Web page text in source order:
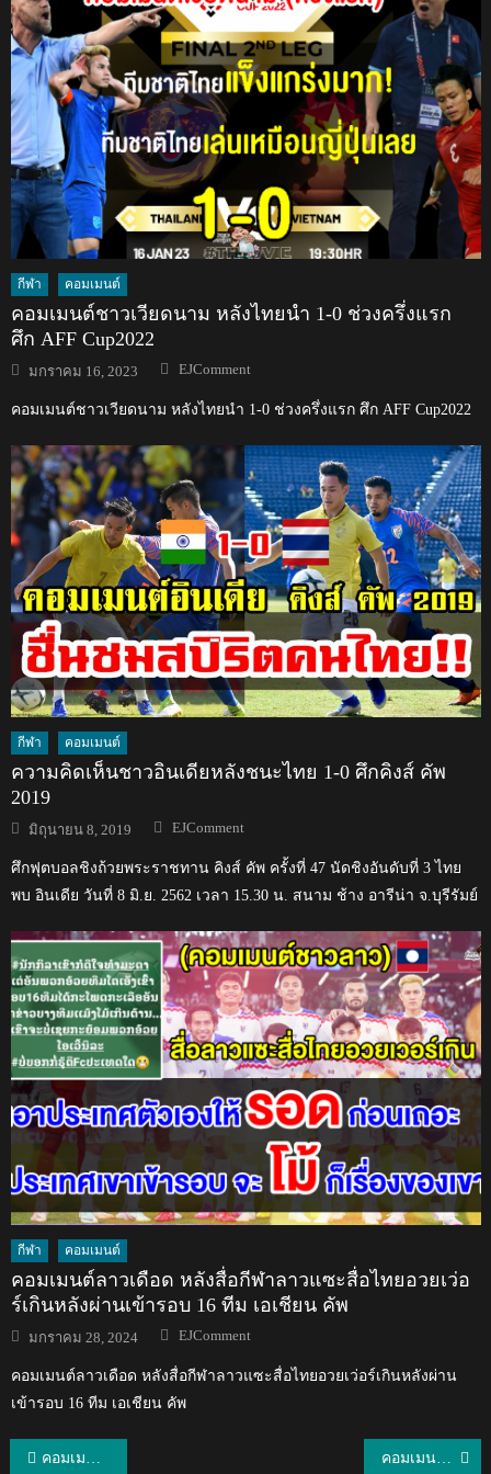
กีฬา คอมเมนต์
คอมเมนต์ชาวเวียดนาม หลังไทยนำ 1-0 ช่วงครึ่งแรก
ศึก AFF Cup2022
Posted
on
มกราคม 16, 2023 Author
EJComment
คอมเมนต์ชาวเวียดนาม หลังไทยนำ 1-0 ช่วงครึ่งแรก ศึก AFF Cup2022
กีฬา คอมเมนต์
ความคิดเห็นชาวอินเดียหลังชนะไทย 1-0 ศึกคิงส์ คัพ
2019
Posted
on
มิถุนายน 8, 2019 Author
EJComment
ศึกฟุตบอลชิงถ้วยพระราชทาน คิงส์ คัพ ครั้งที่ 47 นัดชิงอันดับที่ 3 ไทย
พบ อินเดีย วันที่ 8 มิ.ย. 2562 เวลา 15.30 น. สนาม ช้าง อารีน่า จ.บุรีรัมย์
กีฬา คอมเมนต์
คอมเมนต์ลาวเดือด หลังสื่อกีฬาลาวแซะสื่อไทยอวยเว่อ
ร์เกินหลังผ่านเข้ารอบ 16 ทีม เอเชียน คัพ
Posted
on
มกราคม 28, 2024 Author
EJComment
คอมเมนต์ลาวเดือด หลังสื่อกีฬาลาวแซะสื่อไทยอวยเว่อร์เกินหลังผ่าน
เข้ารอบ 16 ทีม เอเชียน คัพ
แนะแนว
คอมเมนต์แฟนบอลเวียดนามหลังชนะไต้หวัน 3-1 ฟุตซอลเอเชีย คอมเมนต์แฟนบอลเวียดนามหลังไทยชนะคีร์กีสถาน 8-1 เข้าไปพบอิหร่าน